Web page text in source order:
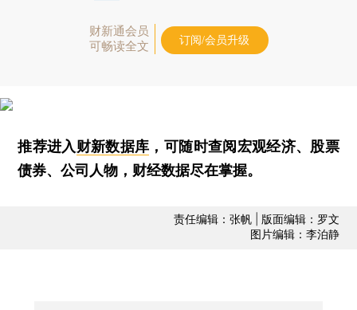
财新通会员
可畅读全文
订阅/会员升级
推荐进入财新数据库 ，可随时查阅宏观经济、股票
债券、公司人物，财经数据尽在掌握。
责任编辑：张帆 | 版面编辑：罗文
图片编辑：李泊静